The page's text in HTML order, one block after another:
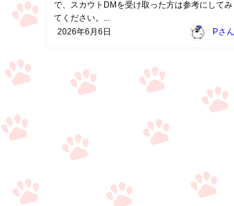
で、スカウトDMを受け取った方は参考にしてみ
てください。...
2026年6月6日
Pさん